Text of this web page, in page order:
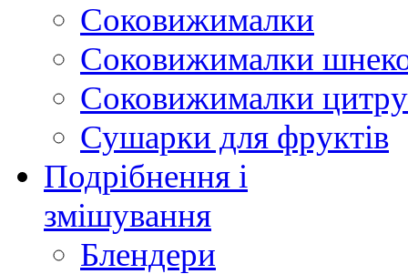
Соковижималки
Соковижималки
Соковижималки
Сушарки для фруктів
Подрібнення і
змішування
Блендери